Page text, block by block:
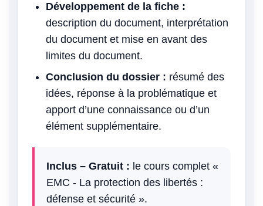
Développement de la fiche :
description du document, interprétation
du document et mise en avant des
limites du document.
Conclusion du dossier : résumé des
idées, réponse à la problématique et
apport d’une connaissance ou d’un
élément supplémentaire.
Inclus – Gratuit : le cours complet «
EMC - La protection des libertés :
défense et sécurité ».